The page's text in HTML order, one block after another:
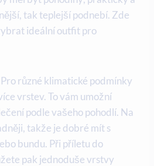
tak teplejší podnebí. Zde
ideální outfit pro
různé klimatické podmínky
vrstev. To vám umožní
podle vašeho pohodlí. Na
takže je dobré mít s
bundu. Při příletu do
pak jednoduše vrstvy